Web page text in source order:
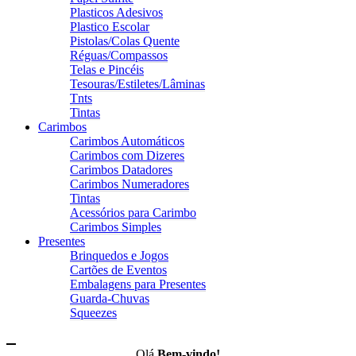
Plasticos Adesivos
Plastico Escolar
Pistolas/Colas Quente
Réguas/Compassos
Telas e Pincéis
Tesouras/Estiletes/Lâminas
Tnts
Tintas
Carimbos
Carimbos Automáticos
Carimbos com Dizeres
Carimbos Datadores
Carimbos Numeradores
Tintas
Acessórios para Carimbo
Carimbos Simples
Presentes
Brinquedos e Jogos
Cartões de Eventos
Embalagens para Presentes
Guarda-Chuvas
Squeezes